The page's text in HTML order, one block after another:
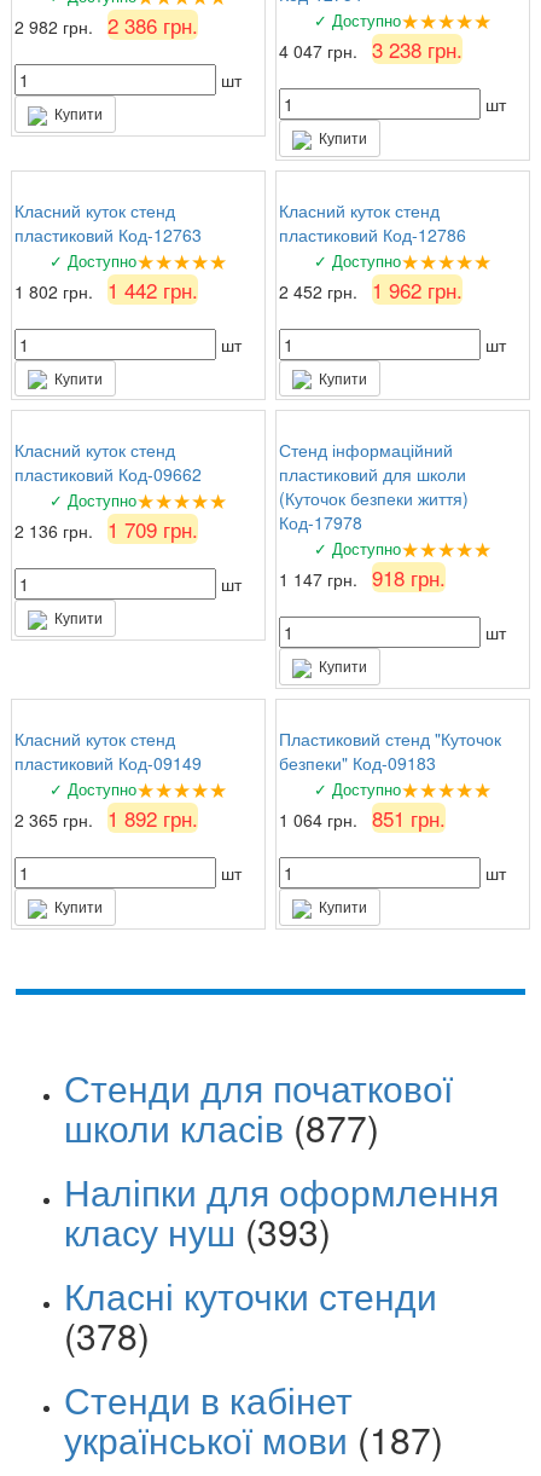
2 982 грн. 2 386 грн.
шт
Купити
✓ Доступно★★★★★
4 047 грн. 3 238 грн.
шт
Купити
Класний куток стенд
пластиковий Код-12763
✓ Доступно★★★★★
1 802 грн. 1 442 грн.
шт
Купити
Класний куток стенд
пластиковий Код-12786
✓ Доступно★★★★★
2 452 грн. 1 962 грн.
шт
Купити
Класний куток стенд
пластиковий Код-09662
✓ Доступно★★★★★
2 136 грн. 1 709 грн.
шт
Купити
Стенд інформаційний
пластиковий для школи
(Куточок безпеки життя)
Код-17978
✓ Доступно★★★★★
1 147 грн. 918 грн.
шт
Купити
Класний куток стенд
пластиковий Код-09149
✓ Доступно★★★★★
2 365 грн. 1 892 грн.
шт
Купити
Пластиковий стенд "Куточок
безпеки" Код-09183
✓ Доступно★★★★★
1 064 грн. 851 грн.
шт
Купити
Стенди для початкової
школи класів (877)
Наліпки для оформлення
класу нуш (393)
Класні куточки стенди
(378)
Стенди в кабінет
української мови (187)